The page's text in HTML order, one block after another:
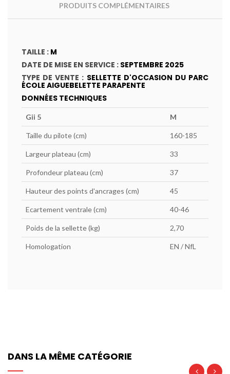
PRODUITS COMPLÉMENTAIRES
TAILLE : M
DATE DE MISE EN SERVICE : SEPTEMBRE 2025
TYPE DE VENTE : SELLETTE D'OCCASION DU PARC
ÉCOLE AIGUEBELETTE PARAPENTE
DONNÉES TECHNIQUES
Gii 5 M
Taille du pilote (cm) 160-185
Largeur plateau (cm) 33
Profondeur plateau (cm) 37
Hauteur des points d'ancrages (cm) 45
Ecartement ventrale (cm) 40-46
Poids de la sellette (kg) 2,70
Homologation EN / NfL
DANS LA MÊME CATÉGORIE